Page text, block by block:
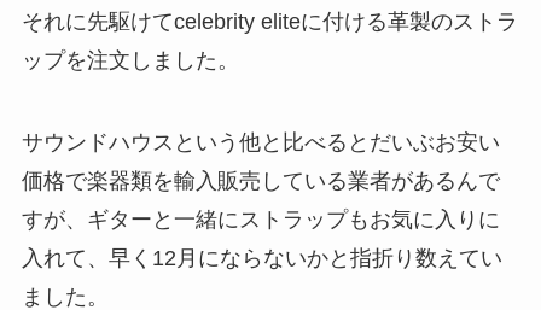
それに先駆けてcelebrity eliteに付ける革製のストラ
ップを注文しました。
サウンドハウスという他と比べるとだいぶお安い
価格で楽器類を輸入販売している業者があるんで
すが、ギターと一緒にストラップもお気に入りに
入れて、早く12月にならないかと指折り数えてい
ました。